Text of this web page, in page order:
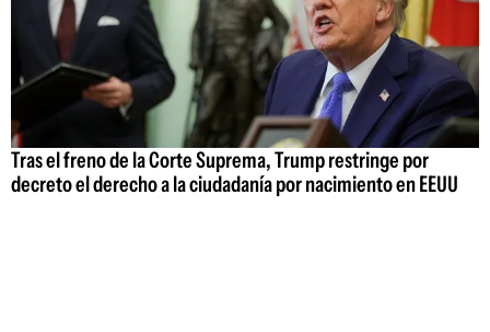
Tras el freno de la Corte Suprema, Trump restringe por
decreto el derecho a la ciudadanía por nacimiento en EEUU